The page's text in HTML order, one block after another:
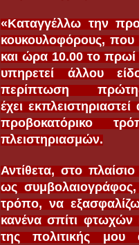
«Καταγγέλλω την
κουκουλοφόρους,
και ώρα 10.00 το πρωί
υπηρετεί άλλου
περίπτωση
έχει
προβοκατόρικο
πλειστηριασμών.
Αντίθετα, στο
ως
τρόπο, να
κανένα σπίτι
της πολιτικής μου